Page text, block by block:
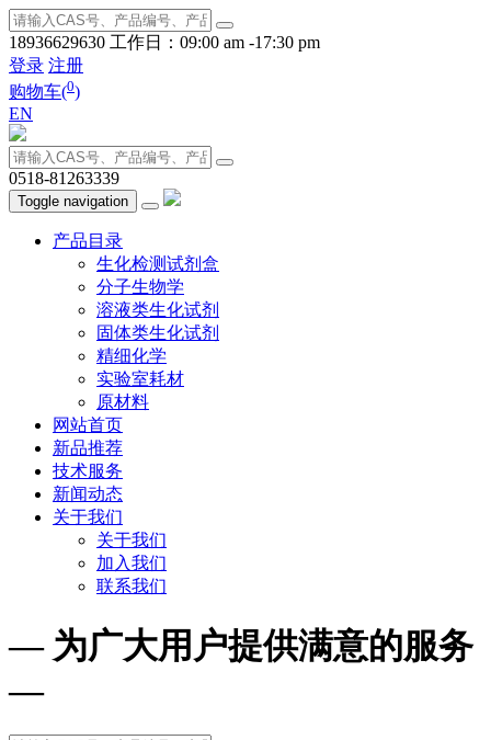
18936629630 工作日：09:00 am -17:30 pm
登录 注册
购物车(0)
EN
0518-81263339
Toggle navigation
产品目录
生化检测试剂盒
分子生物学
溶液类生化试剂
固体类生化试剂
精细化学
实验室耗材
原材料
网站首页
新品推荐
技术服务
新闻动态
关于我们
关于我们
加入我们
联系我们
— 为广大用户提供满意的服务
—